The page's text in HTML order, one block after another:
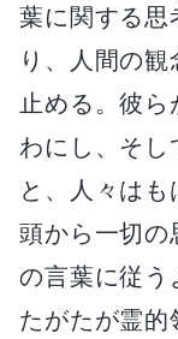
葉に関する思
り、人間の
止める。彼
わにし、そし
と、人々はも
頭から一切の
の言葉に従う
たがたが霊的